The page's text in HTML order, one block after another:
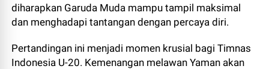
diharapkan Garuda Muda mampu tampil maksimal
dan menghadapi tantangan dengan percaya diri.
Pertandingan ini menjadi momen krusial bagi Timnas
Indonesia U-20. Kemenangan melawan Yaman akan